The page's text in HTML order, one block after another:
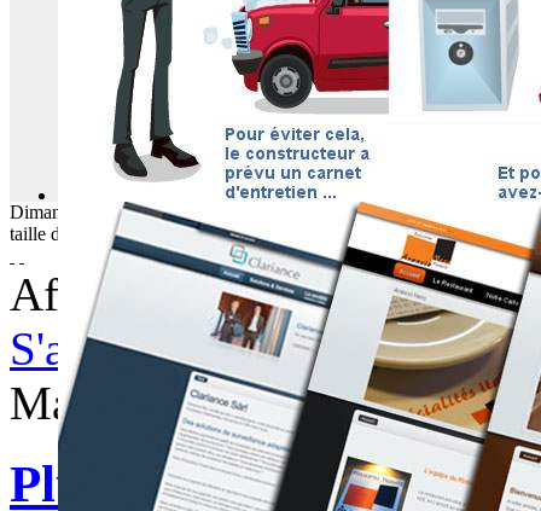
Dimanche Août 2026
taille du texte
Afficher les éléments par
S'abonner à ce flux RSS
Mardi, 29 Avril 2014 07:07
Plus 350 icônes